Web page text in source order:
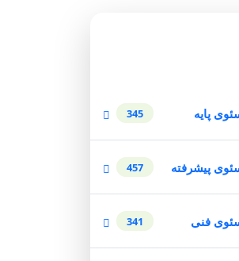
پایه 345
پیشرفته 457
فنی 341